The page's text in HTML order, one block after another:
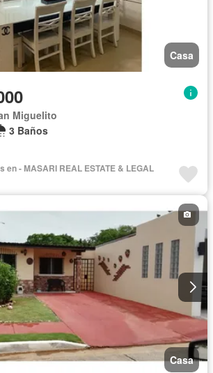
Casa
Miguelito
3 Baños
en - MASARI REAL ESTATE & LEGAL
Casa